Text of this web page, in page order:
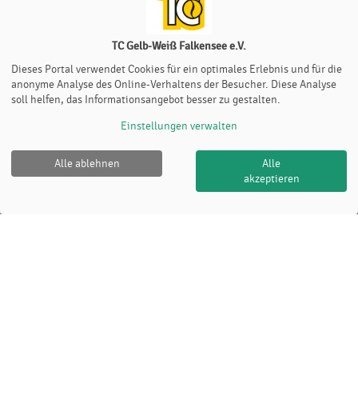
TC Gelb-Weiß Falkensee e.V.
Dieses Portal verwendet Cookies für ein optimales Erlebnis und für die
anonyme Analyse des Online-Verhaltens der Besucher. Diese Analyse
soll helfen, das Informationsangebot besser zu gestalten.
Einstellungen verwalten
Alle ablehnen
Alle
akzeptieren